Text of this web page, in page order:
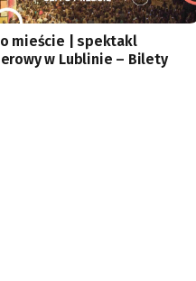
mieście | spektakl
w Lublinie – Bilety